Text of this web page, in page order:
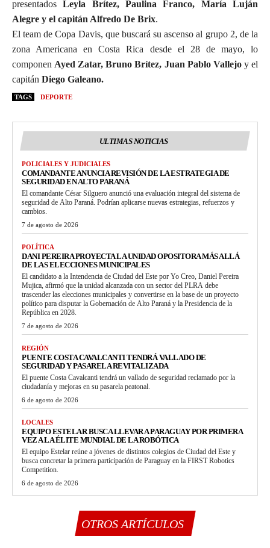
presentadosLeyla Brítez, Paulina Franco, María Luján
Alegre y el capitán Alfredo De Brix.
El team de Copa Davis, que buscará su ascenso al grupo 2, de la
zona Americana en Costa Rica desde el 28 de mayo, lo
componen Ayed Zatar, Bruno Brítez, Juan Pablo Vallejoy el
capitán Diego Galeano.
TAGS DEPORTE
ULTIMAS NOTICIAS
POLICIALES Y JUDICIALES
COMANDANTE ANUNCIA REVISIÓN DE LA ESTRATEGIA DE
SEGURIDAD EN ALTO PARANÁ
El comandante César Silguero anunció una evaluación integral del sistema de
seguridad de Alto Paraná. Podrían aplicarse nuevas estrategias, refuerzos y
cambios.
7 de agosto de 2026
POLÍTICA
DANI PEREIRA PROYECTA LA UNIDAD OPOSITORA MÁS ALLÁ
DE LAS ELECCIONES MUNICIPALES
El candidato a la Intendencia de Ciudad del Este por Yo Creo, Daniel Pereira
Mujica, afirmó que la unidad alcanzada con un sector del PLRA debe
trascender las elecciones municipales y convertirse en la base de un proyecto
político para disputar la Gobernación de Alto Paraná y la Presidencia de la
República en 2028.
7 de agosto de 2026
REGIÓN
PUENTE COSTA CAVALCANTI TENDRÁ VALLADO DE
SEGURIDAD Y PASARELA REVITALIZADA
El puente Costa Cavalcanti tendrá un vallado de seguridad reclamado por la
ciudadanía y mejoras en su pasarela peatonal.
6 de agosto de 2026
LOCALES
EQUIPO ESTELAR BUSCA LLEVAR A PARAGUAY POR PRIMERA
VEZ A LA ÉLITE MUNDIAL DE LA ROBÓTICA
El equipo Estelar reúne a jóvenes de distintos colegios de Ciudad del Este y
busca concretar la primera participación de Paraguay en la FIRST Robotics
Competition.
6 de agosto de 2026
OTROS ARTÍCULOS